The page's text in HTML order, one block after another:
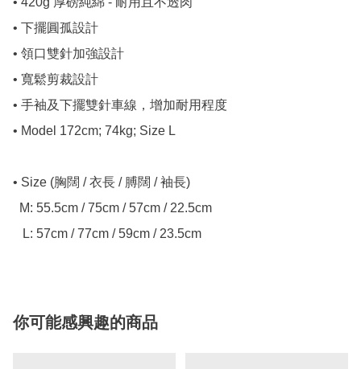
• 下擺圓孤設計
• 領口雙針加強設計
• 寬鬆剪裁設計
• 手袖及下擺雙針車線，增加耐用程度
• Model 172cm; 74kg; Size L
• Size (胸闊 / 衣長 / 膊闊 / 袖長)
   L: 57cm / 77cm / 59cm / 23.5cm
你可能感興趣的商品